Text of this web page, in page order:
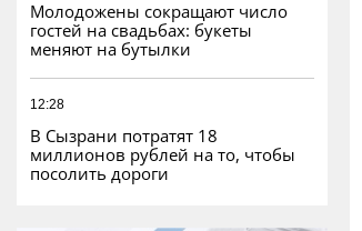
Молодожены сокращают число
гостей на свадьбах: букеты
меняют на бутылки
12:28
В Сызрани потратят 18
миллионов рублей на то, чтобы
посолить дороги